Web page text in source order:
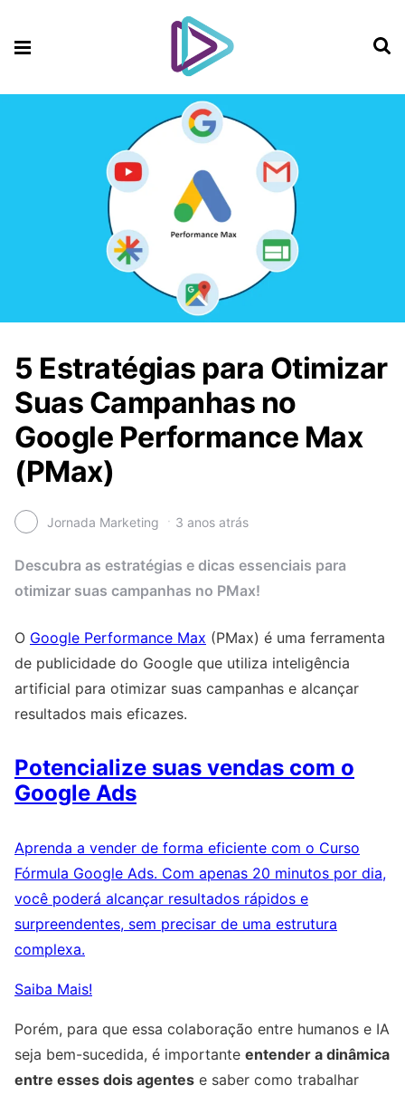
5 Estratégias para Otimizar
Suas Campanhas no
Google Performance Max
(PMax)
Jornada Marketing 3 anos atrás
Descubra as estratégias e dicas essenciais para
otimizar suas campanhas no PMax!
O Google Performance Max (PMax) é uma ferramenta
de publicidade do Google que utiliza inteligência
artificial para otimizar suas campanhas e alcançar
resultados mais eficazes.
Potencialize suas vendas com o
Google Ads
Aprenda a vender de forma eficiente com o Curso
Fórmula Google Ads. Com apenas 20 minutos por dia,
você poderá alcançar resultados rápidos e
surpreendentes, sem precisar de uma estrutura
complexa.
Saiba Mais!
Porém, para que essa colaboração entre humanos e IA
seja bem-sucedida, é importante entender a dinâmica
entre esses dois agentes e saber como trabalhar